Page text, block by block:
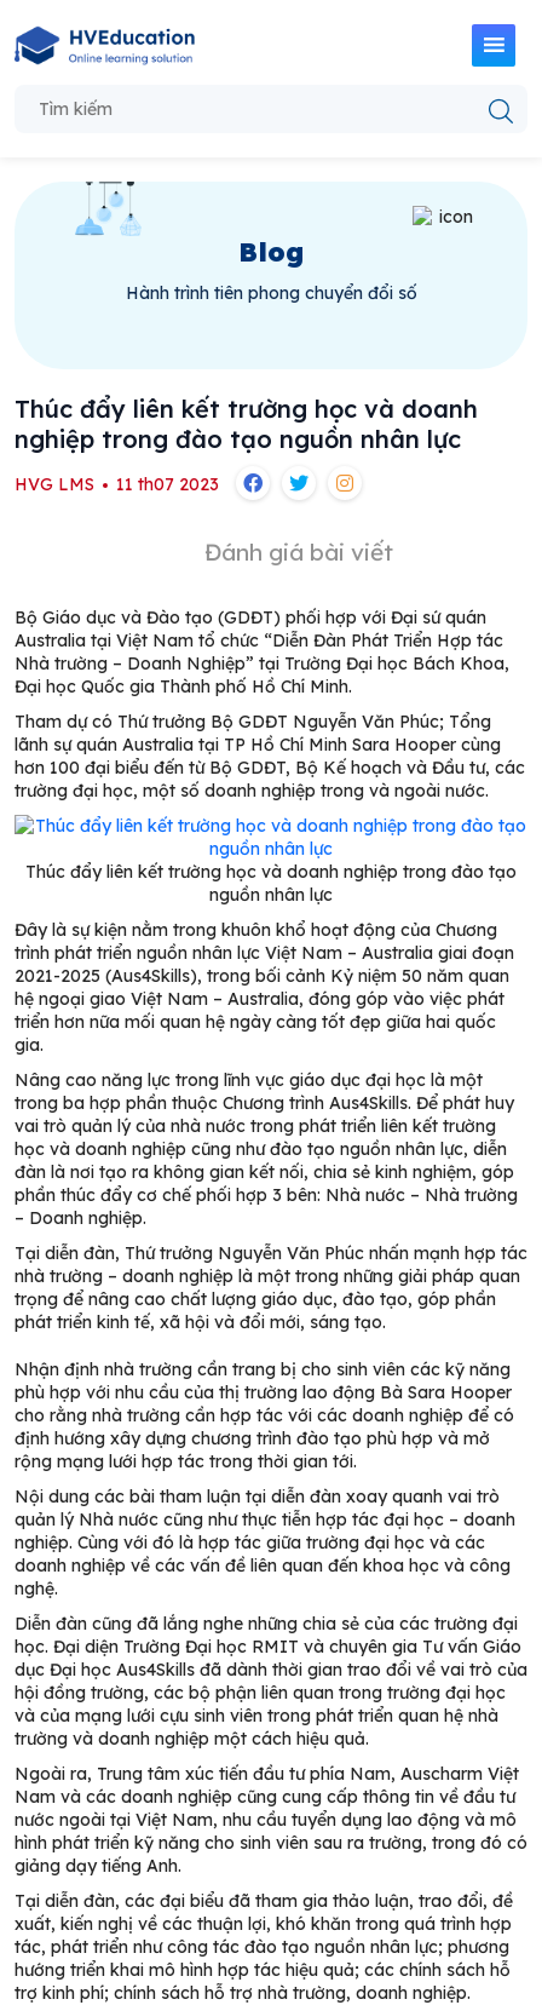
Blog
Hành trình tiên phong chuyển đổi số
Thúc đẩy liên kết trường học và doanh
nghiệp trong đào tạo nguồn nhân lực
HVG LMS 11 th07 2023
Đánh giá bài viết
Bộ Giáo dục và Đào tạo (GDĐT) phối hợp với Đại sứ quán
Australia tại Việt Nam tổ chức “Diễn Đàn Phát Triển Hợp tác
Nhà trường – Doanh Nghiệp” tại Trường Đại học Bách Khoa,
Đại học Quốc gia Thành phố Hồ Chí Minh.
Tham dự có Thứ trưởng Bộ GDĐT Nguyễn Văn Phúc; Tổng
lãnh sự quán Australia tại TP Hồ Chí Minh Sara Hooper cùng
hơn 100 đại biểu đến từ Bộ GDĐT, Bộ Kế hoạch và Đầu tư, các
trường đại học, một số doanh nghiệp trong và ngoài nước.
Thúc đẩy liên kết trường học và doanh nghiệp trong đào tạo
nguồn nhân lực
Đây là sự kiện nằm trong khuôn khổ hoạt động của Chương
trình phát triển nguồn nhân lực Việt Nam – Australia giai đoạn
2021-2025 (Aus4Skills), trong bối cảnh Kỷ niệm 50 năm quan
hệ ngoại giao Việt Nam – Australia, đóng góp vào việc phát
triển hơn nữa mối quan hệ ngày càng tốt đẹp giữa hai quốc
gia.
Nâng cao năng lực trong lĩnh vực giáo dục đại học là một
trong ba hợp phần thuộc Chương trình Aus4Skills. Để phát huy
vai trò quản lý của nhà nước trong phát triển liên kết trường
học và doanh nghiệp cũng như đào tạo nguồn nhân lực, diễn
đàn là nơi tạo ra không gian kết nối, chia sẻ kinh nghiệm, góp
phần thúc đẩy cơ chế phối hợp 3 bên: Nhà nước – Nhà trường
– Doanh nghiệp.
Tại diễn đàn, Thứ trưởng Nguyễn Văn Phúc nhấn mạnh hợp tác
nhà trường – doanh nghiệp là một trong những giải pháp quan
trọng để nâng cao chất lượng giáo dục, đào tạo, góp phần
phát triển kinh tế, xã hội và đổi mới, sáng tạo.
Nhận định nhà trường cần trang bị cho sinh viên các kỹ năng
phù hợp với nhu cầu của thị trường lao động Bà Sara Hooper
cho rằng nhà trường cần hợp tác với các doanh nghiệp để có
định hướng xây dựng chương trình đào tạo phù hợp và mở
rộng mạng lưới hợp tác trong thời gian tới.
Nội dung các bài tham luận tại diễn đàn xoay quanh vai trò
quản lý Nhà nước cũng như thực tiễn hợp tác đại học – doanh
nghiệp. Cùng với đó là hợp tác giữa trường đại học và các
doanh nghiệp về các vấn đề liên quan đến khoa học và công
nghệ.
Diễn đàn cũng đã lắng nghe những chia sẻ của các trường đại
học. Đại diện Trường Đại học RMIT và chuyên gia Tư vấn Giáo
dục Đại học Aus4Skills đã dành thời gian trao đổi về vai trò của
hội đồng trường, các bộ phận liên quan trong trường đại học
và của mạng lưới cựu sinh viên trong phát triển quan hệ nhà
trường và doanh nghiệp một cách hiệu quả.
Ngoài ra, Trung tâm xúc tiến đầu tư phía Nam, Auscharm Việt
Nam và các doanh nghiệp cũng cung cấp thông tin về đầu tư
nước ngoài tại Việt Nam, nhu cầu tuyển dụng lao động và mô
hình phát triển kỹ năng cho sinh viên sau ra trường, trong đó có
giảng dạy tiếng Anh.
Tại diễn đàn, các đại biểu đã tham gia thảo luận, trao đổi, đề
xuất, kiến nghị về các thuận lợi, khó khăn trong quá trình hợp
tác, phát triển như công tác đào tạo nguồn nhân lực; phương
hướng triển khai mô hình hợp tác hiệu quả; các chính sách hỗ
trợ kinh phí; chính sách hỗ trợ nhà trường, doanh nghiệp.